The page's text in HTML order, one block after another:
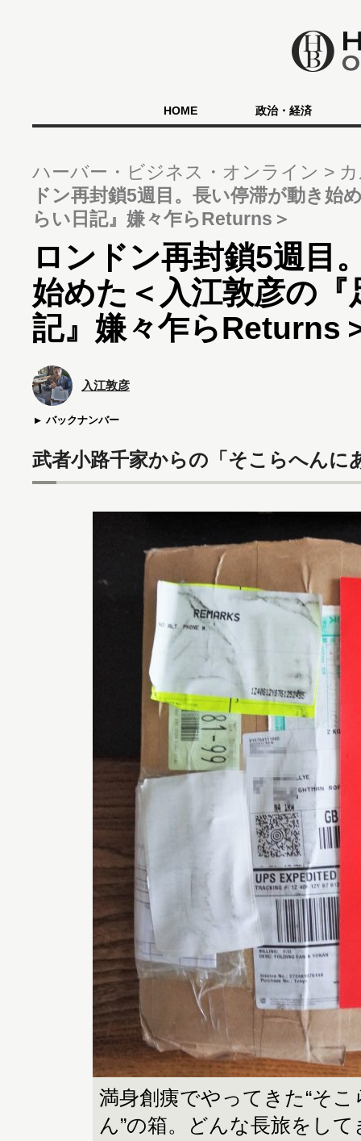
HOME 政治・経済
ハーバー・ビジネス・オンライン
ドン再封鎖5週目。長い停滞が動き始
らい日記』嫌々乍らReturns＞
ロンドン再封鎖5週目
始めた＜入江敦彦の
記』嫌々乍らReturns
入江敦彦
バックナンバー
武者小路千家からの「そこらへんに
満身創痍でやってきた“そ
ん”の箱。どんな長旅をし